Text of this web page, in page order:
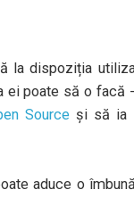
la dispoziția
poate să o facă
Sourceși să ia
aduce o